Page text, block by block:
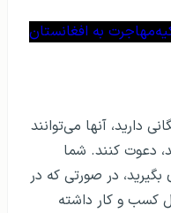
مهاجرت به افغانستان
دارید، آنها می‌توانند
دعوت کنند. شما
در صورتی که در
کسب و کار داشته